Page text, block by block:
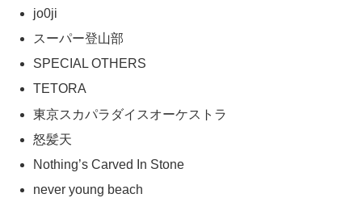
jo0ji
スーパー登山部
SPECIAL OTHERS
TETORA
東京スカパラダイスオーケストラ
怒髪天
Nothing’s Carved In Stone
never young beach